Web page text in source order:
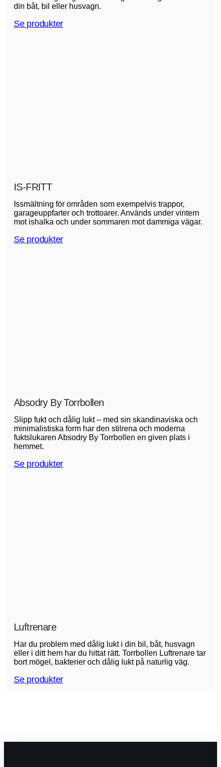
din båt, bil eller husvagn.
Se produkter
IS-FRITT
Issmältning för områden som exempelvis trappor,
garageuppfarter och trottoarer. Används under vintern
mot ishalka och under sommaren mot dammiga vägar.
Se produkter
Absodry By Torrbollen
Slipp fukt och dålig lukt – med sin skandinaviska och
minimalistiska form har den stilrena och moderna
fuktslukaren Absodry By Torrbollen en given plats i
hemmet.
Se produkter
Luftrenare
Har du problem med dålig lukt i din bil, båt, husvagn
eller i ditt hem har du hittat rätt. Torrbollen Luftrenare tar
bort mögel, bakterier och dålig lukt på naturlig väg.
Se produkter